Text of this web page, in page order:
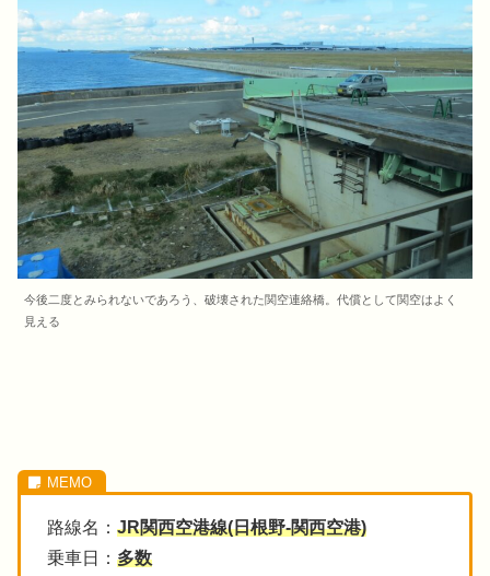
今後二度とみられないであろう、破壊された関空連絡橋。代償として関空はよく
見える
路線名： JR関西空港線(日根野-関西空港)
乗車日： 多数